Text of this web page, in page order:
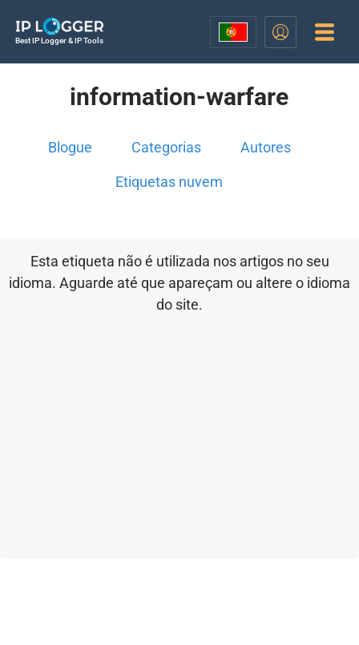
Best IP Logger & IP Tools
information-warfare
Blogue Categorias Autores
Etiquetas nuvem